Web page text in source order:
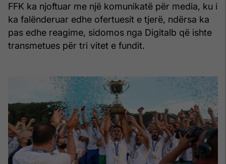
FFK ka njoftuar me një komunikatë për media, ku i
ka falënderuar edhe ofertuesit e tjerë, ndërsa ka
pas edhe reagime, sidomos nga Digitalb që ishte
transmetues për tri vitet e fundit.